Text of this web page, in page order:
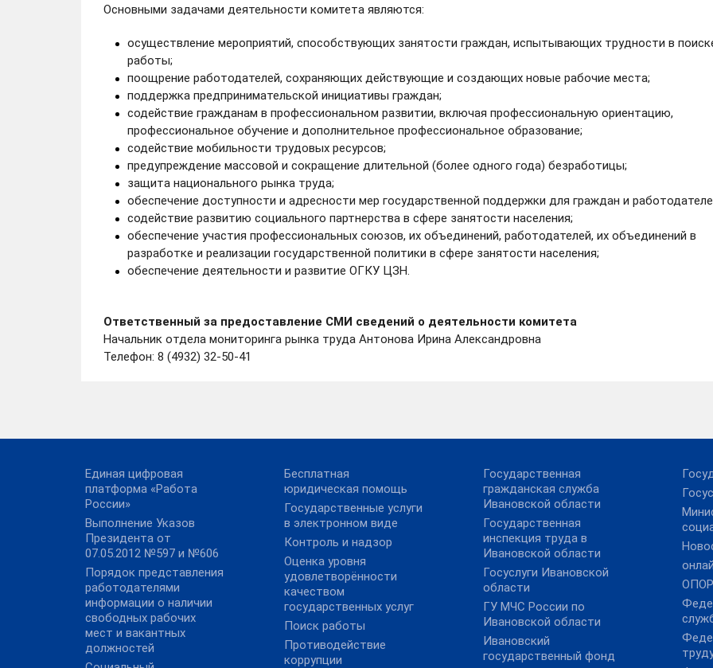
Основными задачами деятельности комитета являются:
осуществление мероприятий, способствующих занятости граждан, испытывающих трудности в
работы;
поощрение работодателей, сохраняющих действующие и создающих новые рабочие места;
поддержка предпринимательской инициативы граждан;
содействие гражданам в профессиональном развитии, включая профессиональную ориентацию,
профессиональное обучение и дополнительное профессиональное образование;
содействие мобильности трудовых ресурсов;
предупреждение массовой и сокращение длительной (более одного года) безработицы;
защита национального рынка труда;
обеспечение доступности и адресности мер государственной поддержки для граждан и
содействие развитию социального партнерства в сфере занятости населения;
обеспечение участия профессиональных союзов, их объединений, работодателей, их объединений в
разработке и реализации государственной политики в сфере занятости населения;
обеспечение деятельности и развитие ОГКУ ЦЗН.
Ответственный за предоставление СМИ сведений о деятельности комитета
Начальник отдела мониторинга рынка труда Антонова Ирина Александровна
Телефон: 8 (4932) 32-50-41
Единая цифровая
платформа «Работа
России»
Выполнение Указов
Президента от
07.05.2012 №597 и №606
Порядок представления
работодателями
информации о наличии
свободных рабочих
мест и вакантных
должностей
Бесплатная
юридическая помощь
Государственные услуги
в электронном виде
Контроль и надзор
Оценка уровня
удовлетворённости
качеством
государственных услуг
Поиск работы
Противодействие
коррупции
Государственная
гражданская служба
Ивановской области
Государственная
инспекция труда в
Ивановской области
Госуслуги Ивановской
области
ГУ МЧС России по
Ивановской области
Ивановский
государственный фонд